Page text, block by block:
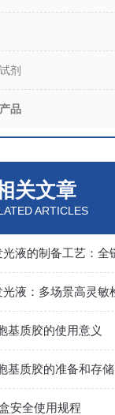
剂
品
关文章
ARTICLES
基质胶的使用意义
基质胶的准备和存储
安全使用规程